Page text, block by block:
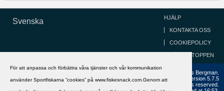
För att anpassa och förbättra våra tjänster och vår kommunikation
använder Sportfiskarna ”cookies” på www.fiskesnack.com.Genom att
Svenska HJÄLP
KONTAKTA OSS
COOKIEPOLICY
GÅ TILL TOPPEN
Copyright ©2002 - 2021, FiskeSnack.com. Grundad 2002 av Anders Bergman.
Powered byvBulletin®
Version 5.7.5
Copyright © 2026 MH Sub I, LLC dba vBulletin. All rights reserved.